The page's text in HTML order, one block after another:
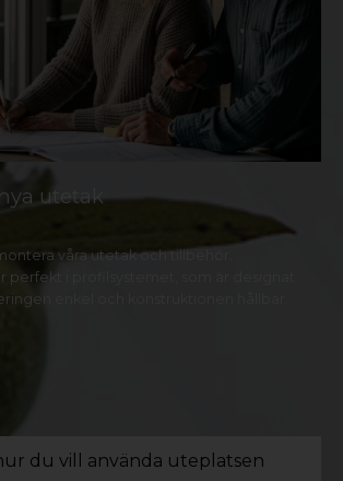
Material:
Polypropylen (PP)
utetak
våra utetak och tillbehör.
perfekt i profilsystemet, som är designat
enkel och konstruktionen hållbar.
du vill använda uteplatsen